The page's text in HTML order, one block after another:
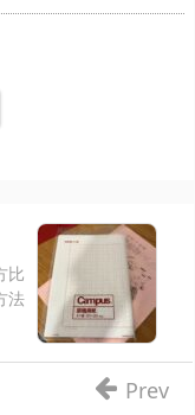
比
法
Prev